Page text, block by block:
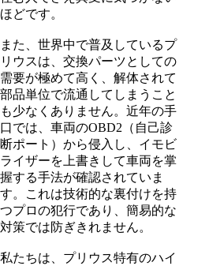
ほどです。
また、世界中で普及しているプ
リウスは、交換パーツとしての
需要が極めて高く、解体されて
部品単位で流通してしまうこと
も少なくありません。近年の手
口では、車両のOBD2（自己診
断ポート）から侵入し、イモビ
ライザーを上書きして車両を掌
握する手法が確認されていま
す。これは技術的な裏付けを持
つプロの犯行であり、簡易的な
対策では防ぎきれません。
私たちは、プリウス特有のハイ